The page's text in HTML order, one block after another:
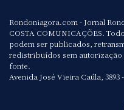
Rondoniagora.com - Jornal
COSTA COMUNICAÇÕES.
podem ser publicados,
redistribuídos sem
fonte.
Avenida José Vieira Caúla,